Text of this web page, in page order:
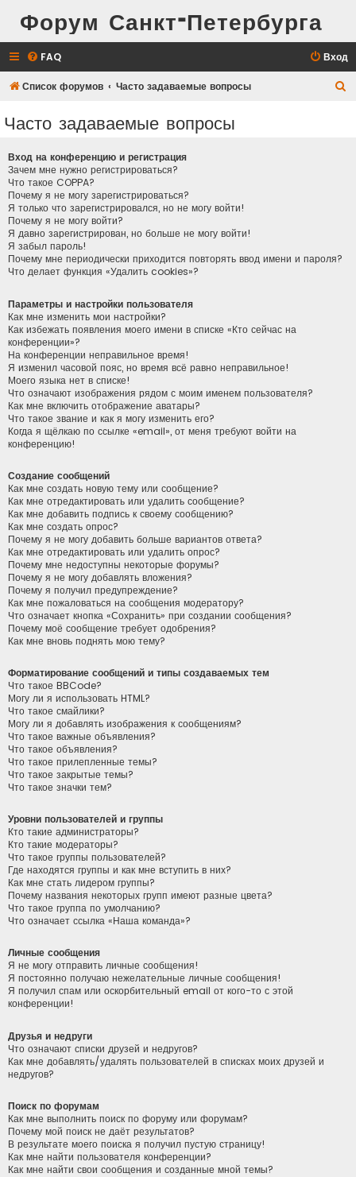
Форум Санкт-Петербурга
FAQ Вход
Список форумов Часто задаваемые вопросы
Часто задаваемые вопросы
Вход на конференцию и регистрация
Зачем мне нужно регистрироваться?
Что такое COPPA?
Почему я не могу зарегистрироваться?
Я только что зарегистрировался, но не могу войти!
Почему я не могу войти?
Я давно зарегистрирован, но больше не могу войти!
Я забыл пароль!
Почему мне периодически приходится повторять ввод имени и пароля?
Что делает функция «Удалить cookies»?
Параметры и настройки пользователя
Как мне изменить мои настройки?
Как избежать появления моего имени в списке «Кто сейчас на
конференции»?
На конференции неправильное время!
Я изменил часовой пояс, но время всё равно неправильное!
Моего языка нет в списке!
Что означают изображения рядом с моим именем пользователя?
Как мне включить отображение аватары?
Что такое звание и как я могу изменить его?
Когда я щёлкаю по ссылке «email», от меня требуют войти на
конференцию!
Создание сообщений
Как мне создать новую тему или сообщение?
Как мне отредактировать или удалить сообщение?
Как мне добавить подпись к своему сообщению?
Как мне создать опрос?
Почему я не могу добавить больше вариантов ответа?
Как мне отредактировать или удалить опрос?
Почему мне недоступны некоторые форумы?
Почему я не могу добавлять вложения?
Почему я получил предупреждение?
Как мне пожаловаться на сообщения модератору?
Что означает кнопка «Сохранить» при создании сообщения?
Почему моё сообщение требует одобрения?
Как мне вновь поднять мою тему?
Форматирование сообщений и типы создаваемых тем
Что такое BBCode?
Могу ли я использовать HTML?
Что такое смайлики?
Могу ли я добавлять изображения к сообщениям?
Что такое важные объявления?
Что такое объявления?
Что такое прилепленные темы?
Что такое закрытые темы?
Что такое значки тем?
Уровни пользователей и группы
Кто такие администраторы?
Кто такие модераторы?
Что такое группы пользователей?
Где находятся группы и как мне вступить в них?
Как мне стать лидером группы?
Почему названия некоторых групп имеют разные цвета?
Что такое группа по умолчанию?
Что означает ссылка «Наша команда»?
Личные сообщения
Я не могу отправить личные сообщения!
Я постоянно получаю нежелательные личные сообщения!
Я получил спам или оскорбительный email от кого-то с этой
конференции!
Друзья и недруги
Что означают списки друзей и недругов?
Как мне добавлять/удалять пользователей в списках моих друзей и
недругов?
Поиск по форумам
Как мне выполнить поиск по форуму или форумам?
Почему мой поиск не даёт результатов?
В результате моего поиска я получил пустую страницу!
Как мне найти пользователя конференции?
Как мне найти свои сообщения и созданные мной темы?